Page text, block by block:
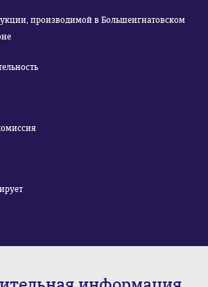
производимой в Большеигнатовском